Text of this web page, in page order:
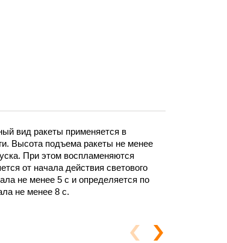
вид ракеты применяется в
Высота подъема ракеты не менее
При этом воспламеняются
от начала действия светового
не менее 5 с и определяется по
не менее 8 с.